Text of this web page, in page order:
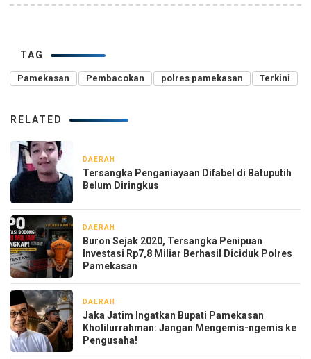
TAG
Pamekasan Pembacokan polres pamekasan Terkini
RELATED
DAERAH
Tersangka Penganiayaan Difabel di Batuputih
Belum Diringkus
DAERAH
Buron Sejak 2020, Tersangka Penipuan
Investasi Rp7,8 Miliar Berhasil Diciduk Polres
Pamekasan
DAERAH
Jaka Jatim Ingatkan Bupati Pamekasan
Kholilurrahman: Jangan Mengemis-ngemis ke
Pengusaha!